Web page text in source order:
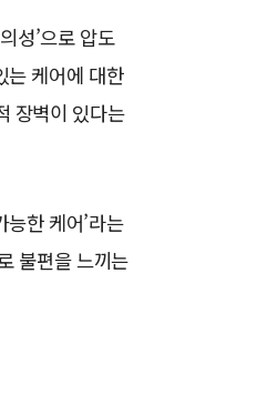
성’으로 압도
는 케어에 대한
장벽이 있다는
한 케어’라는
불편을 느끼는